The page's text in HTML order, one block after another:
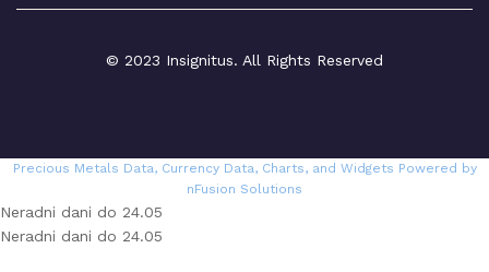
© 2023 Insignitus. All Rights Reserved
Precious Metals Data, Currency Data, Charts, and Widgets Powered by
nFusion Solutions
Neradni dani do 24.05
Neradni dani do 24.05